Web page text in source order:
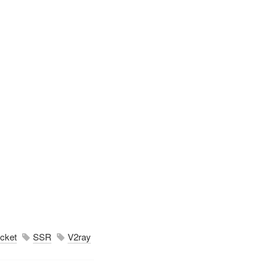
SSR V2ray